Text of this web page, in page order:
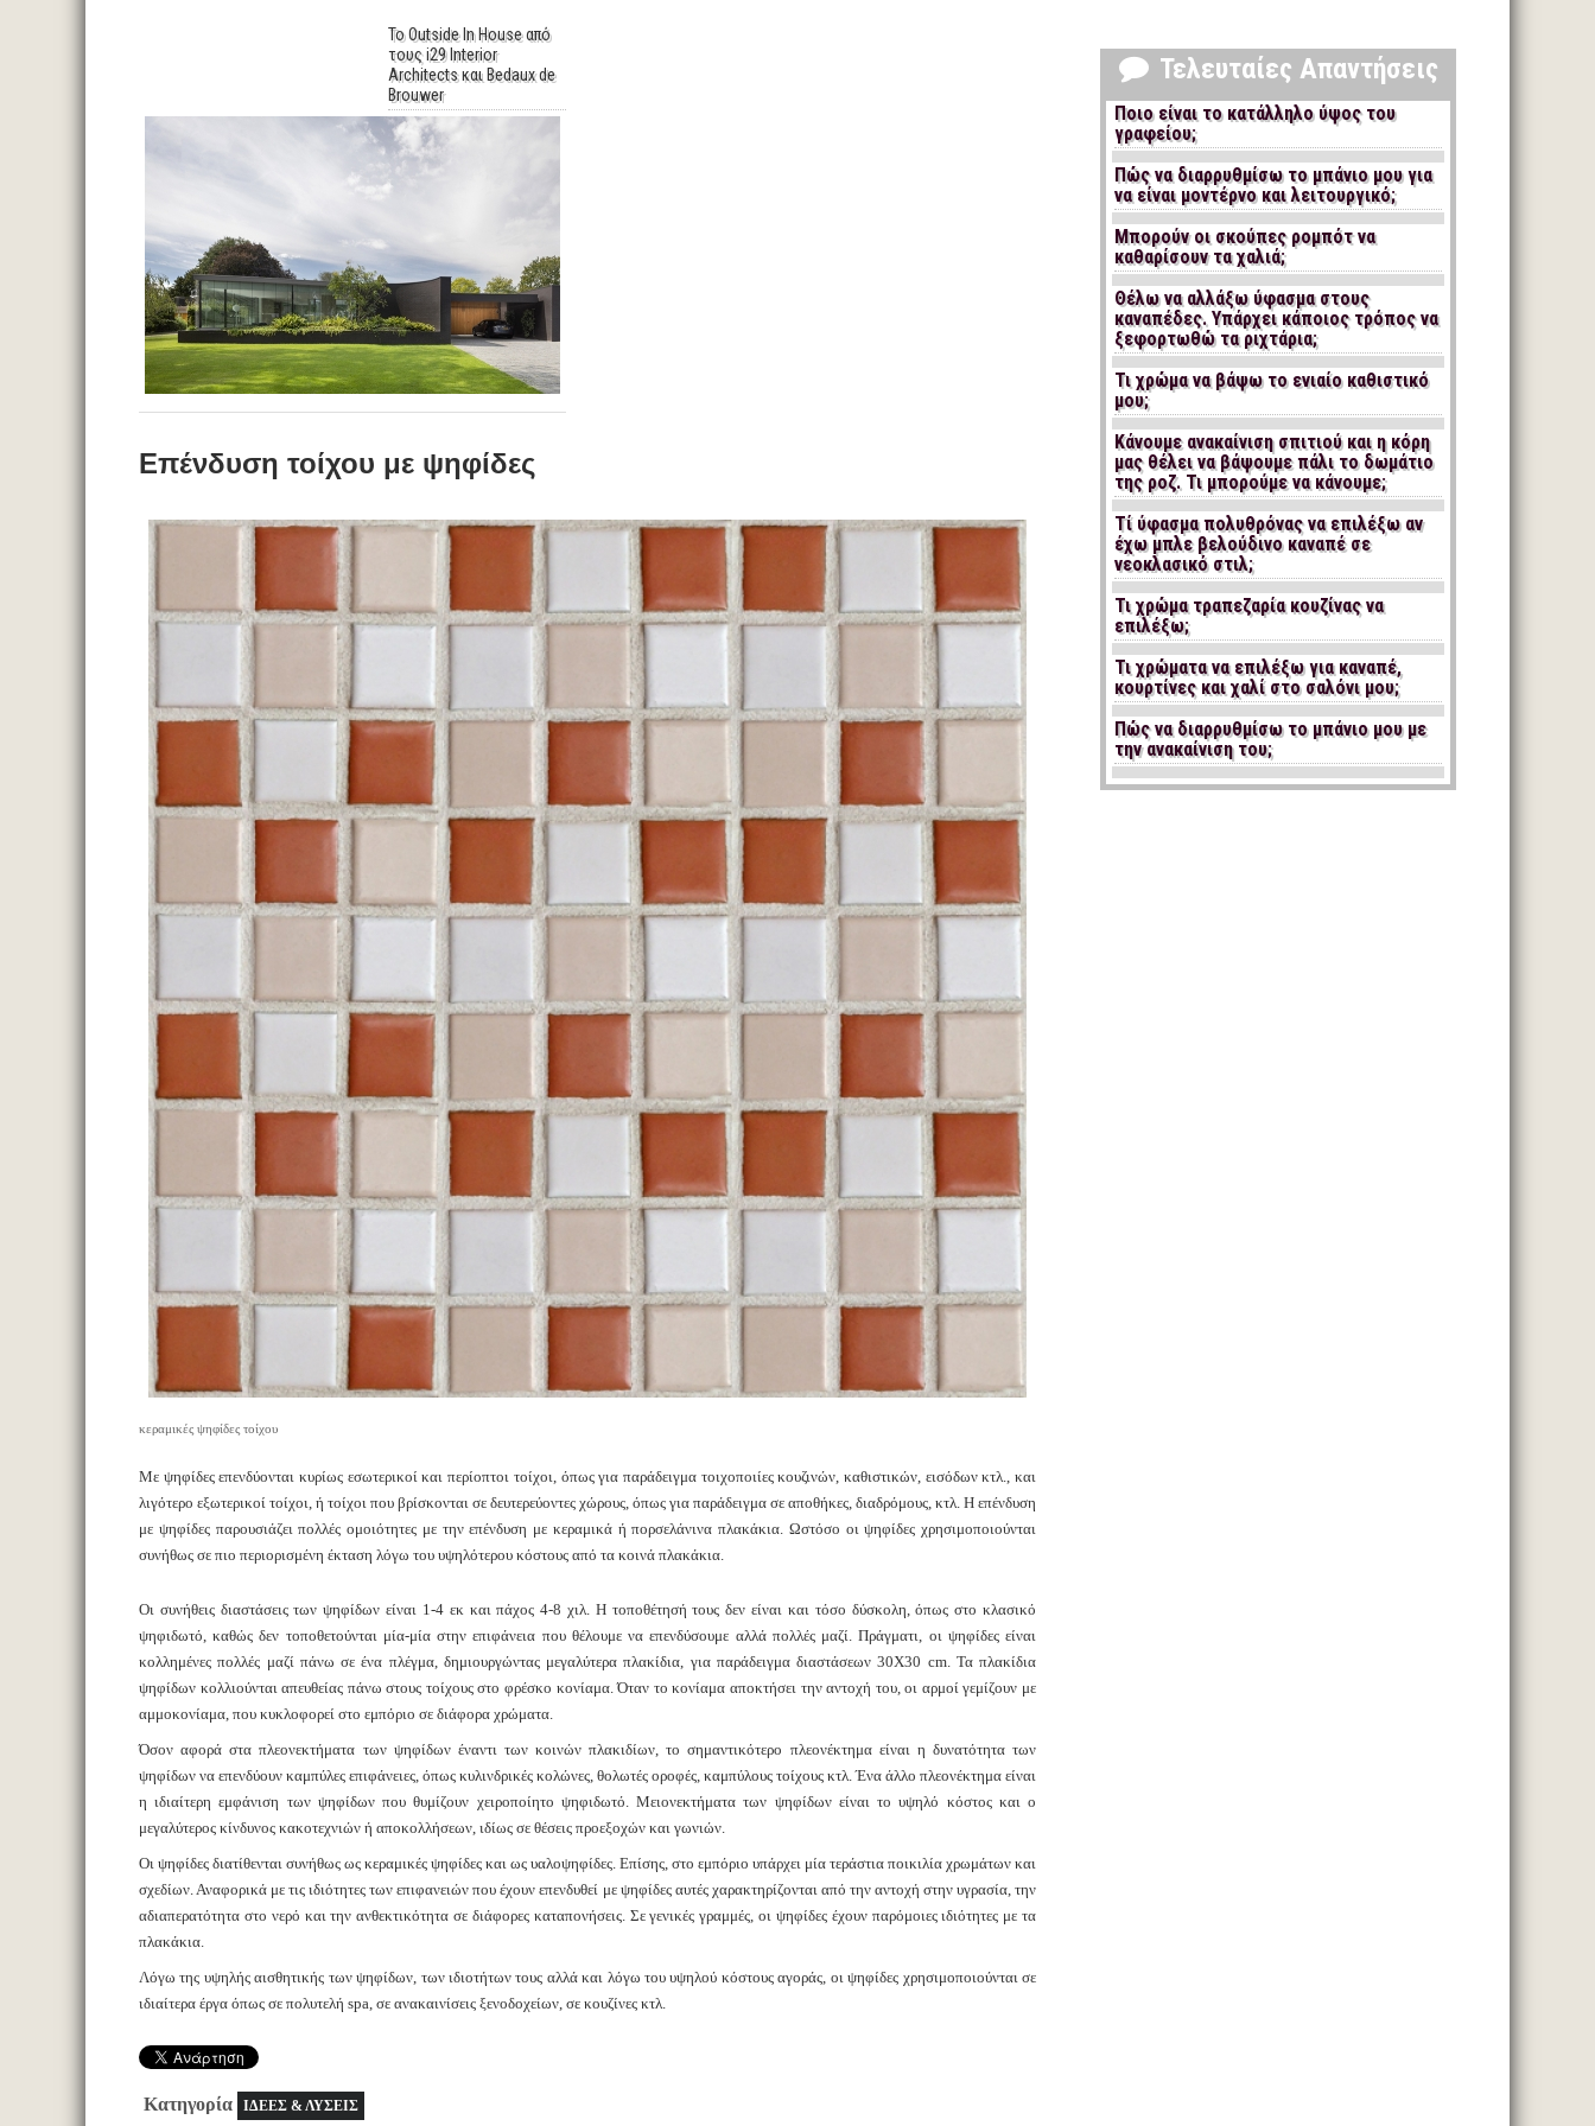
Το Outside In House από
τους i29 Interior
Architects και Bedaux de
Brouwer
Επένδυση τοίχου με ψηφίδες
κεραμικές ψηφίδες τοίχου
Με ψηφίδες επενδύονται κυρίως εσωτερικοί και περίοπτοι τοίχοι, όπως για παράδειγμα τοιχοποιίες κουζινών, καθιστικών, εισόδων κτλ., και
λιγότερο εξωτερικοί τοίχοι, ή τοίχοι που βρίσκονται σε δευτερεύοντες χώρους, όπως για παράδειγμα σε αποθήκες, διαδρόμους, κτλ. Η επένδυση
με ψηφίδες παρουσιάζει πολλές ομοιότητες με την επένδυση με κεραμικά ή πορσελάνινα πλακάκια. Ωστόσο οι ψηφίδες χρησιμοποιούνται
συνήθως σε πιο περιορισμένη έκταση λόγω του υψηλότερου κόστους από τα κοινά πλακάκια.
Οι συνήθεις διαστάσεις των ψηφίδων είναι 1-4 εκ και πάχος 4-8 χιλ. Η τοποθέτησή τους δεν είναι και τόσο δύσκολη, όπως στο κλασικό
ψηφιδωτό, καθώς δεν τοποθετούνται μία-μία στην επιφάνεια που θέλουμε να επενδύσουμε αλλά πολλές μαζί. Πράγματι, οι ψηφίδες είναι
κολλημένες πολλές μαζί πάνω σε ένα πλέγμα, δημιουργώντας μεγαλύτερα πλακίδια, για παράδειγμα διαστάσεων 30X30 cm. Τα πλακίδια
ψηφίδων κολλιούνται απευθείας πάνω στους τοίχους στο φρέσκο κονίαμα. Όταν το κονίαμα αποκτήσει την αντοχή του, οι αρμοί γεμίζουν με
αμμοκονίαμα, που κυκλοφορεί στο εμπόριο σε διάφορα χρώματα.
Όσον αφορά στα πλεονεκτήματα των ψηφίδων έναντι των κοινών πλακιδίων, το σημαντικότερο πλεονέκτημα είναι η δυνατότητα των
ψηφίδων να επενδύουν καμπύλες επιφάνειες, όπως κυλινδρικές κολώνες, θολωτές οροφές, καμπύλους τοίχους κτλ. Ένα άλλο πλεονέκτημα είναι
η ιδιαίτερη εμφάνιση των ψηφίδων που θυμίζουν χειροποίητο ψηφιδωτό. Μειονεκτήματα των ψηφίδων είναι το υψηλό κόστος και ο
μεγαλύτερος κίνδυνος κακοτεχνιών ή αποκολλήσεων, ιδίως σε θέσεις προεξοχών και γωνιών.
Οι ψηφίδες διατίθενται συνήθως ως κεραμικές ψηφίδες και ως υαλοψηφίδες. Επίσης, στο εμπόριο υπάρχει μία τεράστια ποικιλία χρωμάτων και
σχεδίων. Αναφορικά με τις ιδιότητες των επιφανειών που έχουν επενδυθεί με ψηφίδες αυτές χαρακτηρίζονται από την αντοχή στην υγρασία, την
αδιαπερατότητα στο νερό και την ανθεκτικότητα σε διάφορες καταπονήσεις. Σε γενικές γραμμές, οι ψηφίδες έχουν παρόμοιες ιδιότητες με τα
πλακάκια.
Λόγω της υψηλής αισθητικής των ψηφίδων, των ιδιοτήτων τους αλλά και λόγω του υψηλού κόστους αγοράς, οι ψηφίδες χρησιμοποιούνται σε
ιδιαίτερα έργα όπως σε πολυτελή spa, σε ανακαινίσεις ξενοδοχείων, σε κουζίνες κτλ.
Κατηγορία ΙΔΕΕΣ & ΛΥΣΕΙΣ
Τελευταίες Απαντήσεις
Ποιο είναι το κατάλληλο ύψος του
γραφείου;
Πώς να διαρρυθμίσω το μπάνιο μου για
να είναι μοντέρνο και λειτουργικό;
Μπορούν οι σκούπες ρομπότ να
καθαρίσουν τα χαλιά;
Θέλω να αλλάξω ύφασμα στους
καναπέδες. Υπάρχει κάποιος τρόπος να
ξεφορτωθώ τα ριχτάρια;
Τι χρώμα να βάψω το ενιαίο καθιστικό
μου;
Κάνουμε ανακαίνιση σπιτιού και η κόρη
μας θέλει να βάψουμε πάλι το δωμάτιο
της ροζ. Τι μπορούμε να κάνουμε;
Τί ύφασμα πολυθρόνας να επιλέξω αν
έχω μπλε βελούδινο καναπέ σε
νεοκλασικό στιλ;
Τι χρώμα τραπεζαρία κουζίνας να
επιλέξω;
Τι χρώματα να επιλέξω για καναπέ,
κουρτίνες και χαλί στο σαλόνι μου;
Πώς να διαρρυθμίσω το μπάνιο μου με
την ανακαίνιση του;